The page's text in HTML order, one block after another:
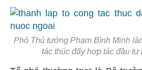
Phó Thủ tướng Phạm Bình Minh
tác thúc đẩy hợp tác đầu tư